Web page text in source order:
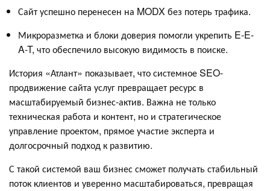
Сайт успешно перенесен на MODX без потерь трафика.
Микроразметка и блоки доверия помогли укрепить E-E-
A-T, что обеспечило высокую видимость в поиске.
История «Атлант» показывает, что системное SEO-
продвижение сайта услуг превращает ресурс в
масштабируемый бизнес-актив. Важна не только
техническая работа и контент, но и стратегическое
управление проектом, прямое участие эксперта и
долгосрочный подход к развитию.
С такой системой ваш бизнес сможет получать стабильный
поток клиентов и уверенно масштабироваться, превращая